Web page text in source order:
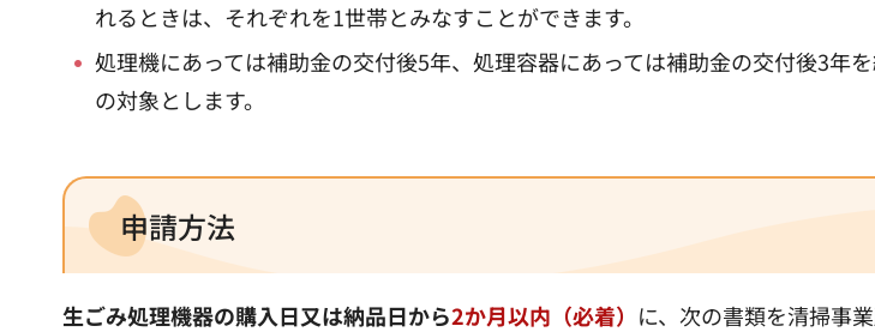
れるときは、それぞれを1世帯とみなすことができます。
処理機にあっては補助金の交付後5年、処理容器にあっては補助金の交付後3年
の対象とします。
申請方法
生ごみ処理機器の購入日又は納品日から2か月以内（必着） に、次の書類を清掃事